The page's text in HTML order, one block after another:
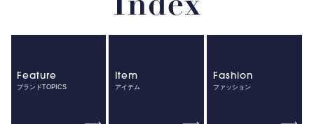
Feature
ブランドTOPICS
Item
アイテム
Fashion
ファッション